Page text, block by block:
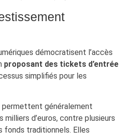
démocratisent l’accès
proposant des tickets d’entrée
simplifiés pour les
généralement
milliers d’euros, contre plusieurs
fonds traditionnels. Elles